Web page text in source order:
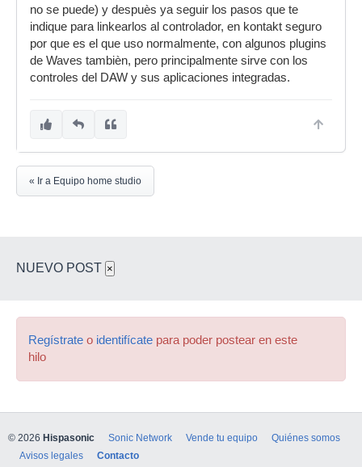
no se puede) y despuès ya seguir los pasos que te
indique para linkearlos al controlador, en kontakt seguro
por que es el que uso normalmente, con algunos plugins
de Waves tambièn, pero principalmente sirve con los
controles del DAW y sus aplicaciones integradas.
« Ir a Equipo home studio
NUEVO POST ×
Regístrate o identifícate para poder postear en este
hilo
© 2026 Hispasonic Sonic Network Vende tu equipo
Quiénes somos
Avisos legales
Contacto